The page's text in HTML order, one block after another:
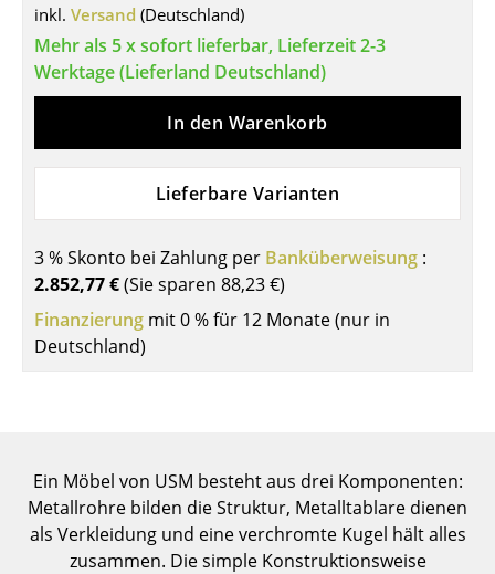
Gartentische
Servierwagen
... alle Tische
Aufbewahren
Regale & Schränke
Bücherregale
Wandregale
Beistell- & Rollcontainer
Barmöbel
Garderoben
inkl. Versand (Deutschland)
Mehr als 5 x sofort lieferbar, Lieferzeit 2-3
Werktage (Lieferland Deutschland)
In den Warenkorb
Lieferbare Varianten
3 % Skonto bei Zahlung per Banküberweisung :
2.852,77 €(Sie sparen 88,23 €)
Finanzierung mit 0 % für 12 Monate (nur in
Deutschland)
Ein Möbel von USM besteht aus drei Komponenten:
Metallrohre bilden die Struktur, Metalltablare dienen
als Verkleidung und eine verchromte Kugel hält alles
zusammen. Die simple Konstruktionsweise